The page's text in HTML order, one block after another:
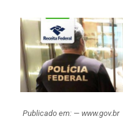
Publicado em: — www.gov.br